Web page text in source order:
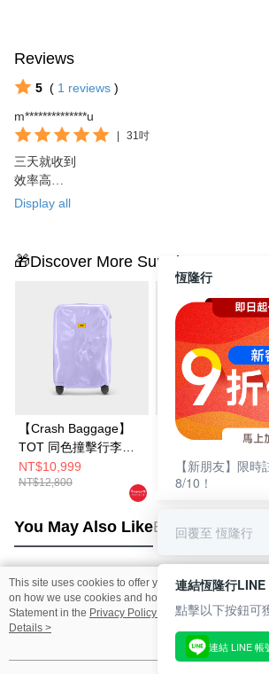
Reviews
5 ( 1 reviews )
m**************u
31吋
三天就收到
效率高
這款薄荷綠的行李箱真令人愛不釋手，色彩清
Display all
🎁Discover More Surprises
【Crash Baggage】
TOT 同色撞擊行李箱
紫藤花
NT$10,999
NT$12,800
【Crash Baggage
TOT 同色撞擊行李
21吋
NT$10,999
NT$13,800
You May Also LikeBest Sellers
Popular Tags
This site uses cookies to offer you a better browsing
on how we use cookies and how you can change your
Statement in the Privacy Policy
of this website. By
agree to our use of cookies as described in our Cookie
Details >
恆隆行
【新朋友】限
8/10！
回覆至 恆隆行
連結恆隆行
點擊以下按鈕可
連結 LINE 帳